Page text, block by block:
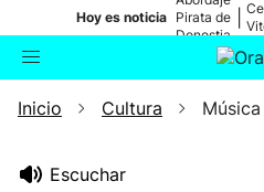
Hoy es noticia Pirata de
Donostia
Buscador
Inicio Cultura Música
Escuchar